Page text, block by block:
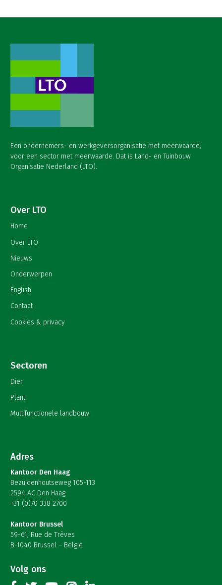
Een ondernemers- en werkgeversorganisatie met meerwaarde,
voor een sector met meerwaarde. Dat is Land- en Tuinbouw
Organisatie Nederland (LTO).
Over LTO
Home
Over LTO
Nieuws
Onderwerpen
English
Contact
Cookies & privacy
Sectoren
Dier
Plant
Multifunctionele landbouw
Adres
Kantoor Den Haag
Bezuidenhoutseweg 105-113
2594 AC Den Haag
+31 (0)70 338 2700
Kantoor Brussel
59-61, Rue de Trèves
B-1040 Brussel – België
Volg ons